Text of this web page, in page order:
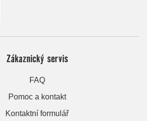
Zákaznický servis
FAQ
Pomoc a kontakt
Kontaktní formulář